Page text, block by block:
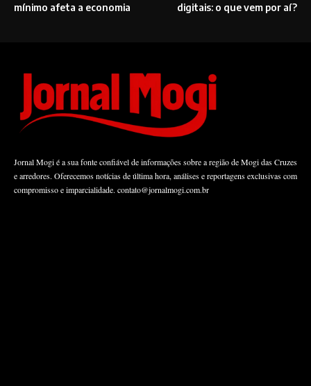
mínimo afeta a economia
digitais: o que vem por aí?
Jornal Mogi é a sua fonte confiável de informações sobre a região de Mogi das Cruzes
e arredores. Oferecemos notícias de última hora, análises e reportagens exclusivas com
compromisso e imparcialidade. contato@jornalmogi.com.br